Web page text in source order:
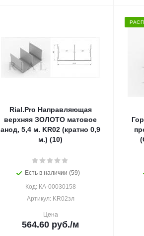
Rial.Pro Направляющая
верхняя ЗОЛОТО матовое
анод, 5,4 м. KR02 (кратно 0,9
м.) (10)
Есть в наличии (59)
Код: КА-00030158
Артикул: KR02зл
Цена
564.60 руб./м